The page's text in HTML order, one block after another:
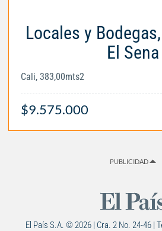
Locales y
El Sena
Cali, 383,00mts2
$9.575.000
PUBLICIDAD
El País S.A. © 2026 | Cra. 2 No. 24-46 |